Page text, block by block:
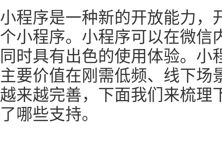
小程序是一种新的开放能力，
个小程序。小程序可以在微信
同时具有出色的使用体验。小
主要价值在刚需低频、线下场
越来越完善，下面我们来梳理
了哪些支持。